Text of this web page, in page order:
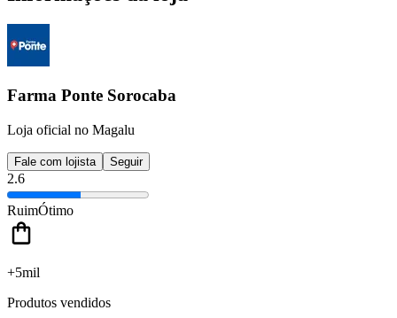
Farma Ponte Sorocaba
Loja oficial no Magalu
Fale com lojista Seguir
2.6
RuimÓtimo
+5mil
Produtos vendidos